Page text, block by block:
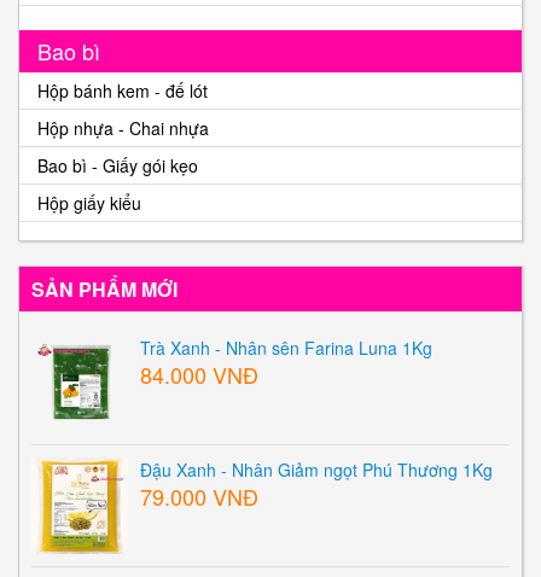
Bao bì
Hộp bánh kem - đế lót
Hộp nhựa - Chai nhựa
Bao bì - Giấy gói kẹo
Hộp giấy kiểu
SẢN PHẨM MỚI
Trà Xanh - Nhân sên Farina Luna 1Kg
84.000 VNĐ
Đậu Xanh - Nhân Giảm ngọt Phú Thương 1Kg
79.000 VNĐ